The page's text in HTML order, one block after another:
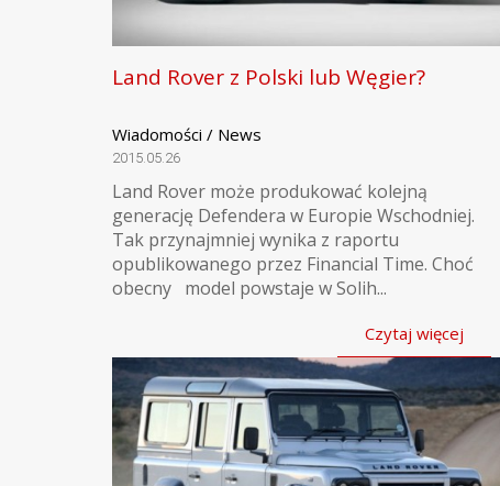
Land Rover z Polski lub Węgier?
Wiadomości / News
2015.05.26
Land Rover może produkować kolejną
generację Defendera w Europie Wschodniej.
Tak przynajmniej wynika z raportu
opublikowanego przez Financial Time. Choć
obecny model powstaje w Solih...
Czytaj więcej